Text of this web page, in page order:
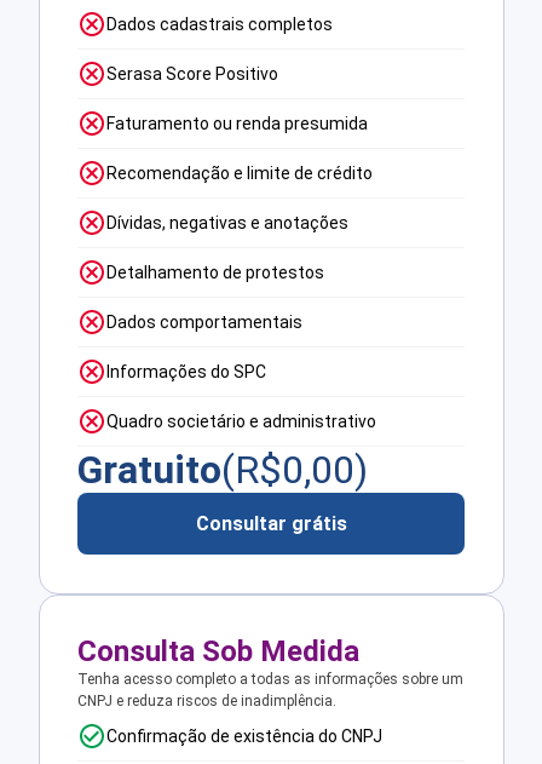
Dados cadastrais completos
Serasa Score Positivo
Faturamento ou renda presumida
Recomendação e limite de crédito
Dívidas, negativas e anotações
Detalhamento de protestos
Dados comportamentais
Informações do SPC
Quadro societário e administrativo
Gratuito(R$0,00)
Consultar grátis
Consulta Sob Medida
Tenha acesso completo a todas as informações sobre um
CNPJ e reduza riscos de inadimplência.
Confirmação de existência do CNPJ